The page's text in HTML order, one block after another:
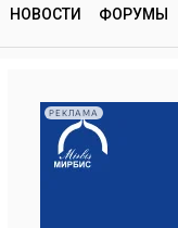
НОВОСТИ ФОРУМЫ
РЕКЛАМА